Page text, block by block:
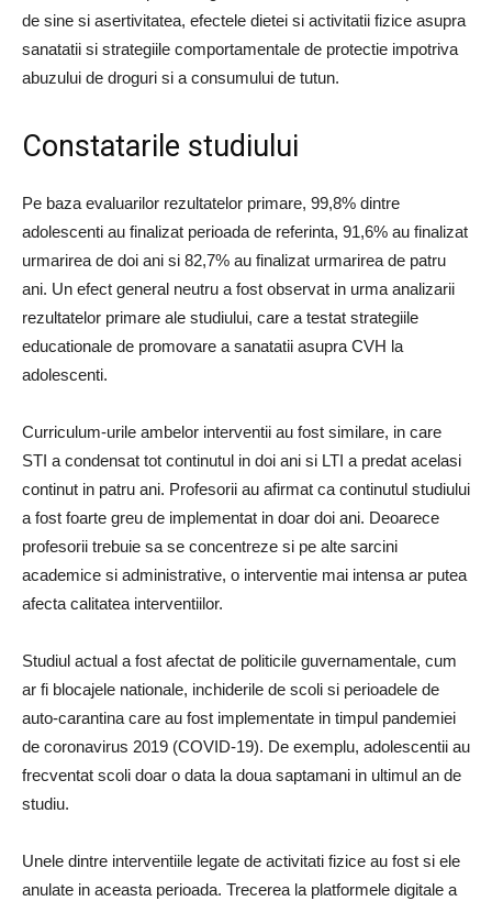
de sine si asertivitatea, efectele dietei si activitatii fizice asupra
sanatatii si strategiile comportamentale de protectie impotriva
abuzului de droguri si a consumului de tutun.
Constatarile studiului
Pe baza evaluarilor rezultatelor primare, 99,8% dintre
adolescenti au finalizat perioada de referinta, 91,6% au finalizat
urmarirea de doi ani si 82,7% au finalizat urmarirea de patru
ani. Un efect general neutru a fost observat in urma analizarii
rezultatelor primare ale studiului, care a testat strategiile
educationale de promovare a sanatatii asupra CVH la
adolescenti.
Curriculum-urile ambelor interventii au fost similare, in care
STI a condensat tot continutul in doi ani si LTI a predat acelasi
continut in patru ani. Profesorii au afirmat ca continutul studiului
a fost foarte greu de implementat in doar doi ani. Deoarece
profesorii trebuie sa se concentreze si pe alte sarcini
academice si administrative, o interventie mai intensa ar putea
afecta calitatea interventiilor.
Studiul actual a fost afectat de politicile guvernamentale, cum
ar fi blocajele nationale, inchiderile de scoli si perioadele de
auto-carantina care au fost implementate in timpul pandemiei
de coronavirus 2019 (COVID-19). De exemplu, adolescentii au
frecventat scoli doar o data la doua saptamani in ultimul an de
studiu.
Unele dintre interventiile legate de activitati fizice au fost si ele
anulate in aceasta perioada. Trecerea la platformele digitale a